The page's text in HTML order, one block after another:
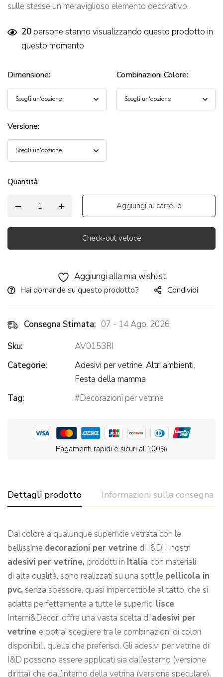
sulle stesse un meraviglioso elemento decorativo.
20persone stanno visualizzando questo prodotto in
questo momento
Dimensione: Combinazioni Colore:
Versione:
Quantità
Aggiungi al carrello
Check-out veloce
Aggiungi alla mia wishlist
Hai domande su questo prodotto? Condividi
Consegna Stimata: 07 - 14 Ago, 2026
Sku:
AV0153RI
Categorie:
Adesivi per vetrine, Altri ambienti,
Festa della mamma
Tag:
Decorazioni per vetrine
Pagamenti rapidi e sicuri al 100%
Dettagli prodotto Informazioni sulla consegna
Dai colore a qualunque superficie vetrata con le
bellissime decorazioni per vetrine di I&D! I nostri
adesivi per vetrine, prodotti in Italia con materiali
di alta qualità, sono realizzati su una sottile pellicola in
pvc, senza spessore, quasi impercettibile al tatto, che si
adatta perfettamente a tutte le superfici lisce.
Interni&Decori offre una vasta scelta di adesivi per
vetrine e potrai scegliere tra le combinazioni di colori
disponibili, quella che preferisci. Gli adesivi per vetrine di
I&D possono essere applicati sia dall’esterno (versione
diritta) che dall’interno della vetrina (versione speculare).